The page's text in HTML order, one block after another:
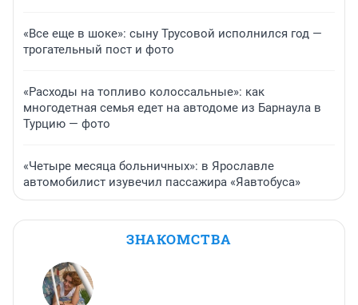
«Все еще в шоке»: сыну Трусовой исполнился год —
трогательный пост и фото
«Расходы на топливо колоссальные»: как
многодетная семья едет на автодоме из Барнаула в
Турцию — фото
«Четыре месяца больничных»: в Ярославле
автомобилист изувечил пассажира «Яавтобуса»
ЗНАКОМСТВА